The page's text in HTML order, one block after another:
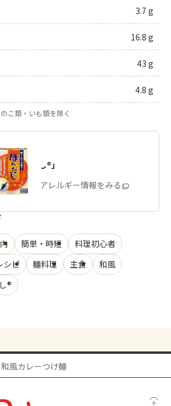
3.7 g
16.8 g
43 g
4.8 g
こ類・いも類を除く
「ほんだし®」
商品・アレルギー情報をみる
簡単・時短
料理初心者
シピ
麺料理 主食
和風
®
和風カレーつけ麺